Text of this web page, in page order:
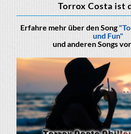
Torrox Costa ist
Erfahre mehr über den Song
und Fun"
und anderen Songs